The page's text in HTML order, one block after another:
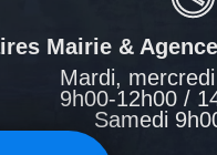
Mairie &
Mardi,
9h00-12h00 /
Samedi